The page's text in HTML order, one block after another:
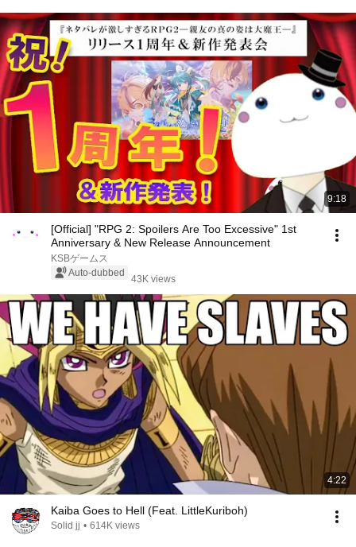
9:18
[Official] "RPG 2: Spoilers Are Too Excessive" 1st
Anniversary & New Release Announcement
KSBゲームス
Auto-dubbed
43K views
4:22
Kaiba Goes to Hell (Feat. LittleKuriboh)
Solid jj • 614K views